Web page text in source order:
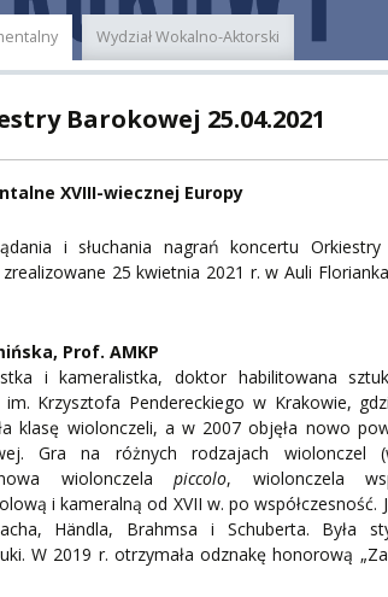
Wydział Wokalno-Aktorski
Barokowej 25.04.2021
XVIII-wiecznej Europy
i słuchania nagrań koncertu Orkiestry
25 kwietnia 2021 r. w Auli
Prof. AMKP
i kameralistka, doktor habilitowana
im. Krzysztofa Pendereckiego w Krakowie,
klasę wiolonczeli, a w 2007 objęła nowo
Gra na różnych rodzajach wiolonczel
wiolonczela piccolo, wiolonczela
i kameralną od XVII w. po współczesność.
Händla, Brahmsa i Schuberta. Była
W 2019 r. otrzymała odznakę honorową